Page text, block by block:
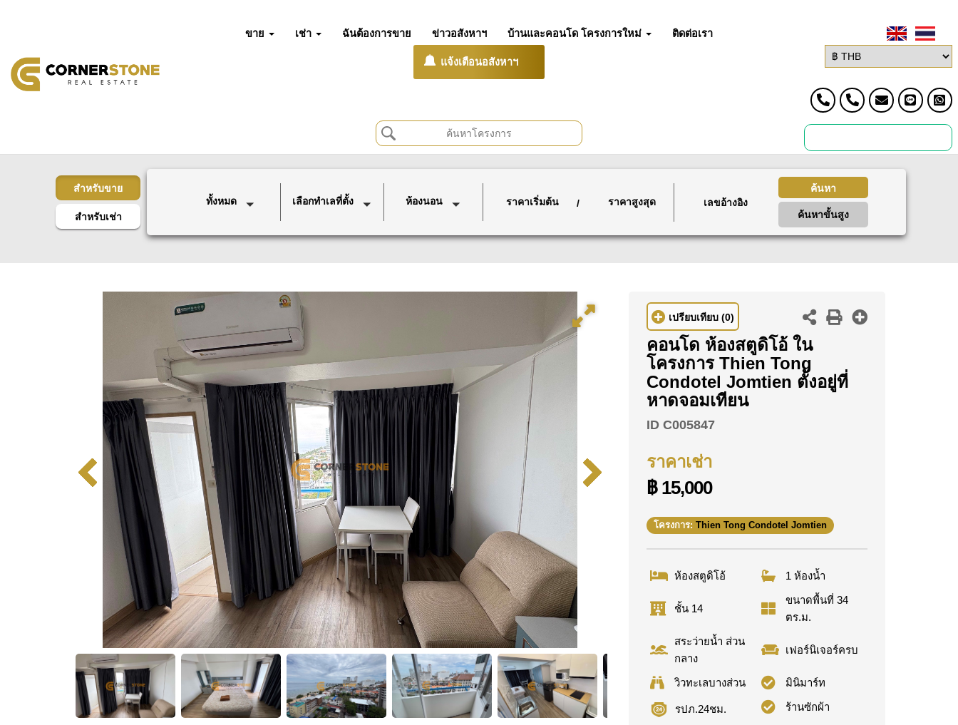
ขาย เช่า ฉันต้องการขาย ข่าวอสังหาฯ บ้านและคอนโด โครงการใหม่ ติดต่อเรา
แจ้งเตือนอสังหาฯ
สำหรับขาย
สำหรับเช่า
ทั้งหมด เลือกทำเลที่ตั้ง ห้องนอน ราคาเริ่มต้น / ราคาสูงสุด
ค้นหา
ค้นหาขั้นสูง
เปรียบเทียบ (0)
คอนโด ห้องสตูดิโอ้ ใน
โครงการ Thien Tong
Condotel Jomtien ตั้งอยู่ที่
หาดจอมเทียน
ID C005847
ราคาเช่า
฿ 15,000
โครงการ: Thien Tong Condotel Jomtien
ห้องสตูดิโอ้ 1 ห้องน้ำ
ชั้น 14
ขนาดพื้นที่ 34
ตร.ม.
สระว่ายน้ำ ส่วน
กลาง
เฟอร์นิเจอร์ครบ
วิวทะเลบางส่วน มินิมาร์ท
รปภ.24ชม. ร้านซักผ้า